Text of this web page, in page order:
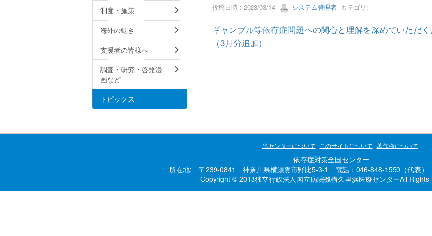
投稿日時 : 2023/03/14 システム管理者カテゴリ:
ギャンブル等依存症問題への関心と理解を深めていただく
（3月分追加）
制度・施策
海外の動き
支援者の皆様へ
調査・研究・啓発漫
画など
トピックス
当センターについて このサイトについて 著作権について
依存症対策全国センター
所在地: 〒239-0841 神奈川県横須賀市野比5-3-1 電話：046-848-1550（代表）
Copyright © 2018独立行政法人国立病院機構久里浜医療センターAll Rights